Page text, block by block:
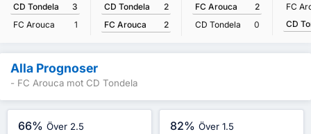
CD Tondela
3
FC Arouca
1
CD Tondela
2
FC Arouca
2
FC Arouca
2
CD Tondela
0
FC
CD
Alla Prognoser
- FC Arouca mot CD Tondela
66% Över 2.5 82% Över 1.5